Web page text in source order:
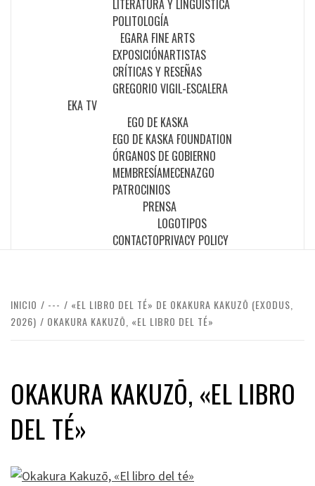
LITERATURA Y LINGUÍSTICA
POLITOLOGÍA
EGARA FINE ARTS
EXPOSICIÓNARTISTAS
CRÍTICAS Y RESEÑAS
GREGORIO VIGIL-ESCALERA
EKA TV
EGO DE KASKA
EGO DE KASKA FOUNDATION
ÓRGANOS DE GOBIERNO
MEMBRESÍAMECENAZGO
PATROCINIOS
PRENSA
LOGOTIPOS
CONTACTOPRIVACY POLICY
INICIO ---
«EL LIBRO DEL TÉ» DE OKAKURA KAKUZŌ (EXODUS,
2026)
OKAKURA KAKUZŌ, «EL LIBRO DEL TÉ»
OKAKURA KAKUZŌ, «EL LIBRO
DEL TÉ»